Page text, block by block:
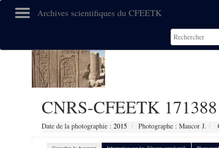
Archives scientifiques du CFEETK
CNRS-CFEETK 171388
Date de la photographie : 2015 Photographe : Maucor J.